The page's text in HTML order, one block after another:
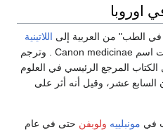
اوروبا
في الطب" من العربية إلى اللاتينية
تحت اسم Canon medicinae . وترجم
إلى العبرية عام 1279. طل الكتاب المرجع الرئيسي في العلوم
السابع عشر، وقيل أنه أثر على
في مونبلييه ولوبفن حتى في عام